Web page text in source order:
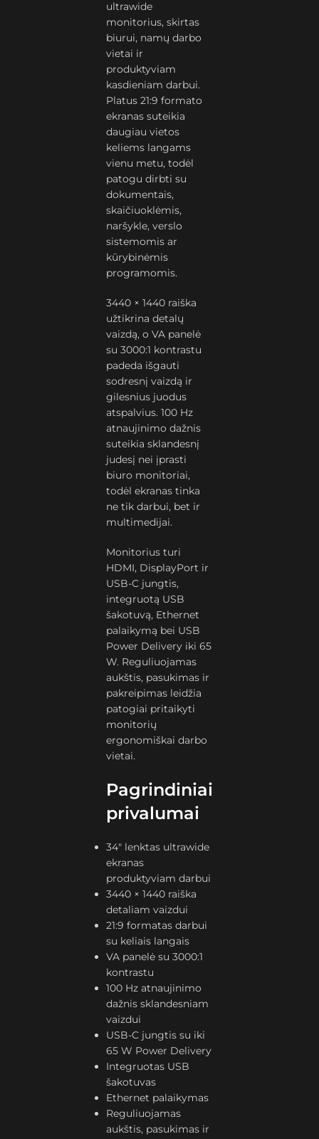
ultrawide
monitorius, skirtas
biurui, namų darbo
vietai ir
produktyviam
kasdieniam darbui.
Platus 21:9 formato
ekranas suteikia
daugiau vietos
keliems langams
vienu metu, todėl
patogu dirbti su
dokumentais,
skaičiuoklėmis,
naršykle, verslo
sistemomis ar
kūrybinėmis
programomis.
3440 × 1440 raiška
užtikrina detalų
vaizdą, o VA panelė
su 3000:1 kontrastu
padeda išgauti
sodresnį vaizdą ir
gilesnius juodus
atspalvius. 100 Hz
atnaujinimo dažnis
suteikia sklandesnį
judesį nei įprasti
biuro monitoriai,
todėl ekranas tinka
ne tik darbui, bet ir
multimedijai.
Monitorius turi
HDMI, DisplayPort ir
USB-C jungtis,
integruotą USB
šakotuvą, Ethernet
palaikymą bei USB
Power Delivery iki 65
W. Reguliuojamas
aukštis, pasukimas ir
pakreipimas leidžia
patogiai pritaikyti
monitorių
ergonomiškai darbo
vietai.
Pagrindiniai
privalumai
34″ lenktas ultrawide
ekranas
produktyviam darbui
3440 × 1440 raiška
detaliam vaizdui
21:9 formatas darbui
su keliais langais
VA panelė su 3000:1
kontrastu
100 Hz atnaujinimo
dažnis sklandesniam
vaizdui
USB-C jungtis su iki
65 W Power Delivery
Integruotas USB
šakotuvas
Ethernet palaikymas
Reguliuojamas
aukštis, pasukimas ir